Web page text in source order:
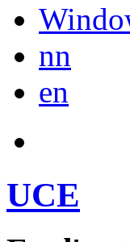
nn
en
UCE